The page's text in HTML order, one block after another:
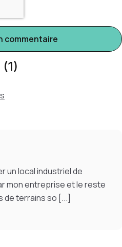
un local industriel de
mon entreprise et le reste
de terrains so [...]